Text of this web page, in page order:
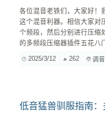
各位混音老铁们，大家好！
这个混音利器。相信大家对
个频段，然后分别进行压缩处
的多频段压缩器插件五花
一些实用的参数设置建议
2025/3/12 262 调
低音猛兽驯服指南